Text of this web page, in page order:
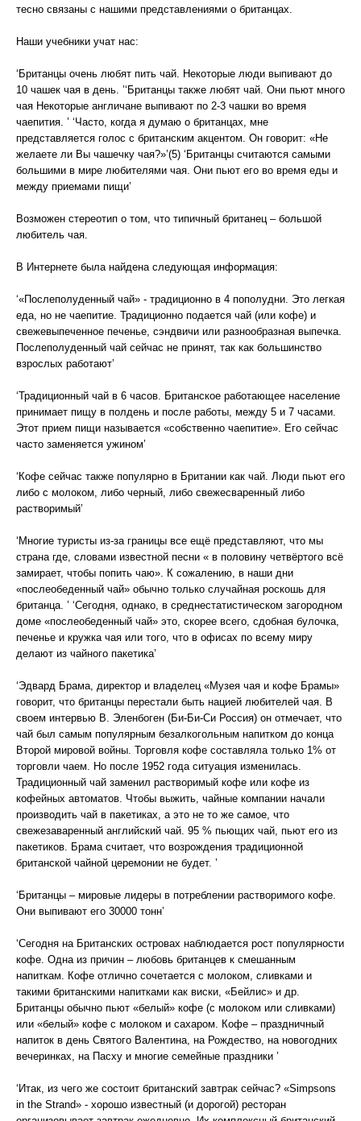
тесно связаны с нашими представлениями о британцах.
Наши учебники учат нас:
‘Британцы очень любят пить чай. Некоторые люди выпивают до
10 чашек чая в день. ’‘Британцы также любят чай. Они пьют много
чая Некоторые англичане выпивают по 2-3 чашки во время
чаепития. ’ ‘Часто, когда я думаю о британцах, мне
представляется голос с британским акцентом. Он говорит: «Не
желаете ли Вы чашечку чая?»’(5) ‘Британцы считаются самыми
большими в мире любителями чая. Они пьют его во время еды и
между приемами пищи’
Возможен стереотип о том, что типичный британец – большой
любитель чая.
В Интернете была найдена следующая информация:
‘«Послеполуденный чай» - традиционно в 4 пополудни. Это легкая
еда, но не чаепитие. Традиционно подается чай (или кофе) и
свежевыпеченное печенье, сэндвичи или разнообразная выпечка.
Послеполуденный чай сейчас не принят, так как большинство
взрослых работают’
‘Традиционный чай в 6 часов. Британское работающее население
принимает пищу в полдень и после работы, между 5 и 7 часами.
Этот прием пищи называется «собственно чаепитие». Его сейчас
часто заменяется ужином’
‘Кофе сейчас также популярно в Британии как чай. Люди пьют его
либо с молоком, либо черный, либо свежесваренный либо
растворимый’
‘Многие туристы из-за границы все ещё представляют, что мы
страна где, словами известной песни « в половину четвёртого всё
замирает, чтобы попить чаю». К сожалению, в наши дни
«послеобеденный чай» обычно только случайная роскошь для
британца. ’ ‘Сегодня, однако, в среднестатистическом загородном
доме «послеобеденный чай» это, скорее всего, сдобная булочка,
печенье и кружка чая или того, что в офисах по всему миру
делают из чайного пакетика’
‘Эдвард Брама, директор и владелец «Музея чая и кофе Брамы»
говорит, что британцы перестали быть нацией любителей чая. В
своем интервью В. Эленбоген (Би-Би-Си Россия) он отмечает, что
чай был самым популярным безалкогольным напитком до конца
Второй мировой войны. Торговля кофе составляла только 1% от
торговли чаем. Но после 1952 года ситуация изменилась.
Традиционный чай заменил растворимый кофе или кофе из
кофейных автоматов. Чтобы выжить, чайные компании начали
производить чай в пакетиках, а это не то же самое, что
свежезаваренный английский чай. 95 % пьющих чай, пьют его из
пакетиков. Брама считает, что возрождения традиционной
британской чайной церемонии не будет. ’
‘Британцы – мировые лидеры в потреблении растворимого кофе.
Они выпивают его 30000 тонн’
‘Сегодня на Британских островах наблюдается рост популярности
кофе. Одна из причин – любовь британцев к смешанным
напиткам. Кофе отлично сочетается с молоком, сливками и
такими британскими напитками как виски, «Бейлис» и др.
Британцы обычно пьют «белый» кофе (с молоком или сливками)
или «белый» кофе с молоком и сахаром. Кофе – праздничный
напиток в день Святого Валентина, на Рождество, на новогодних
вечеринках, на Пасху и многие семейные праздники ’
‘Итак, из чего же состоит британский завтрак сейчас? «Simpsons
in the Strand» - хорошо известный (и дорогой) ресторан